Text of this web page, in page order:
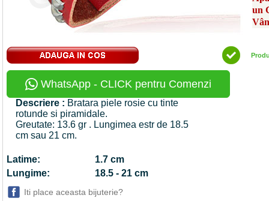
un
WhatsApp - CLICK pentru Comenzi
Descriere : Bratara piele rosie cu tinte
rotunde si piramidale.
Greutate: 13.6 gr . Lungimea estr de 18.5
cm sau 21 cm.
Latime:
1.7 cm
Lungime:
18.5 - 21 cm
Iti place aceasta bijuterie?